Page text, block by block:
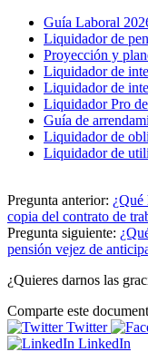
Guía Laboral
Liquidador de
Proyección y
Liquidador de
Liquidador de
Liquidador Pro
Guía de
Liquidador de
Liquidador de
Pregunta anterior: ¿Qué
copia del contrato de
Pregunta siguiente:
pensión vejez de
¿Quieres darnos las
Comparte este
Twitter
LinkedIn